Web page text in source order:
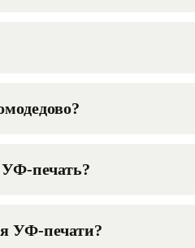
печать?
УФ-печати?